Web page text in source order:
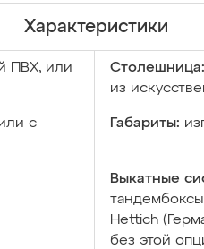
Характеристики
ПВХ, или
Столешница:
из
с
Габариты:
Выкатные
Hettich
без этой